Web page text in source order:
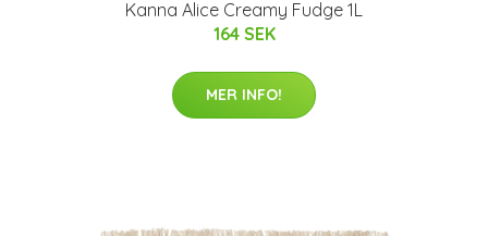
Kanna Alice Creamy Fudge 1L
164 SEK
MER INFO!